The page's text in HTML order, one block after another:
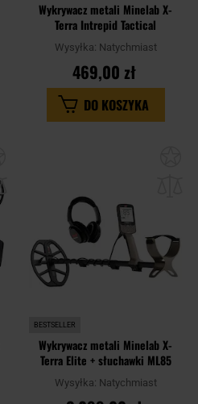
Wykrywacz metali Minelab X-
Terra Intrepid Tactical
Wysyłka: Natychmiast
469,00 zł
DO KOSZYKA
BESTSELLER
Wykrywacz metali Minelab X-
Terra Elite + słuchawki ML85
Wysyłka: Natychmiast